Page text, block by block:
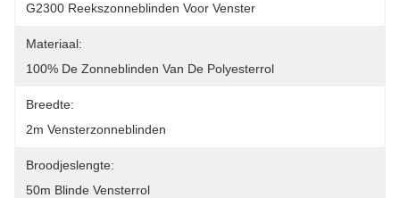
G2300 Reekszonneblinden Voor Venster
Materiaal:
100% De Zonneblinden Van De Polyesterrol
Breedte:
2m Vensterzonneblinden
Broodjeslengte:
50m Blinde Vensterrol